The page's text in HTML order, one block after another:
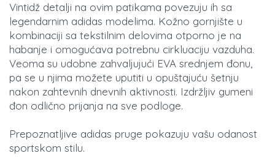
Vintidž detalji na ovim patikama povezuju ih sa
legendarnim adidas modelima. Kožno gornjište u
kombinaciji sa tekstilnim delovima otporno je na
habanje i omogućava potrebnu cirkluaciju vazduha.
Veoma su udobne zahvaljujući EVA srednjem đonu,
pa se u njima možete uputiti u opuštajuću šetnju
nakon zahtevnih dnevnih aktivnosti. Izdržljiv gumeni
đon odlično prijanja na sve podloge.
Prepoznatljive adidas pruge pokazuju vašu odanost
sportskom stilu.